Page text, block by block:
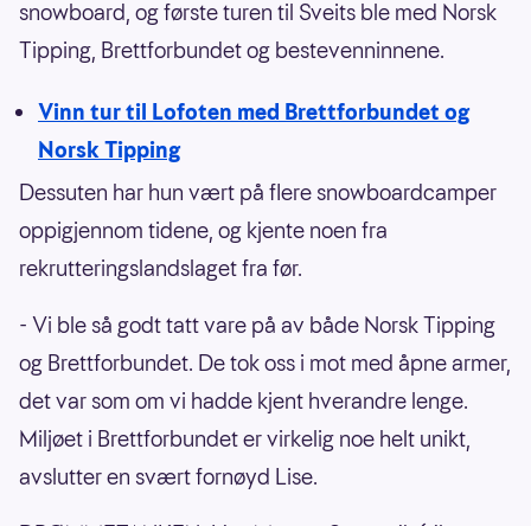
snowboard, og første turen til Sveits ble med Norsk
Tipping, Brettforbundet og bestevenninnene.
Vinn tur til Lofoten med Brettforbundet og
Norsk Tipping
Dessuten har hun vært på flere snowboardcamper
oppigjennom tidene, og kjente noen fra
rekrutteringslandslaget fra før.
- Vi ble så godt tatt vare på av både Norsk Tipping
og Brettforbundet. De tok oss i mot med åpne armer,
det var som om vi hadde kjent hverandre lenge.
Miljøet i Brettforbundet er virkelig noe helt unikt,
avslutter en svært fornøyd Lise.